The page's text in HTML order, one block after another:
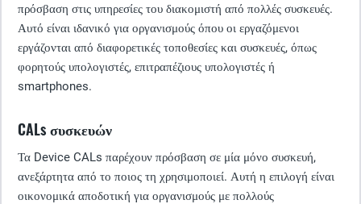
πρόσβαση στις υπηρεσίες του διακομιστή από πολλές συσκευές.
Αυτό είναι ιδανικό για οργανισμούς όπου οι εργαζόμενοι
εργάζονται από διαφορετικές τοποθεσίες και συσκευές, όπως
φορητούς υπολογιστές, επιτραπέζιους υπολογιστές ή
smartphones.
CALs συσκευών
Τα Device CALs παρέχουν πρόσβαση σε μία μόνο συσκευή,
ανεξάρτητα από το ποιος τη χρησιμοποιεί. Αυτή η επιλογή είναι
οικονομικά αποδοτική για οργανισμούς με πολλούς